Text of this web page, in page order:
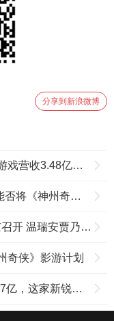
分享到新浪微博
，同比增长61.86%
年的影游联动爆款？
亮加盟超级影视计划
奇侠》影游计划
为何能持续大步阔进？